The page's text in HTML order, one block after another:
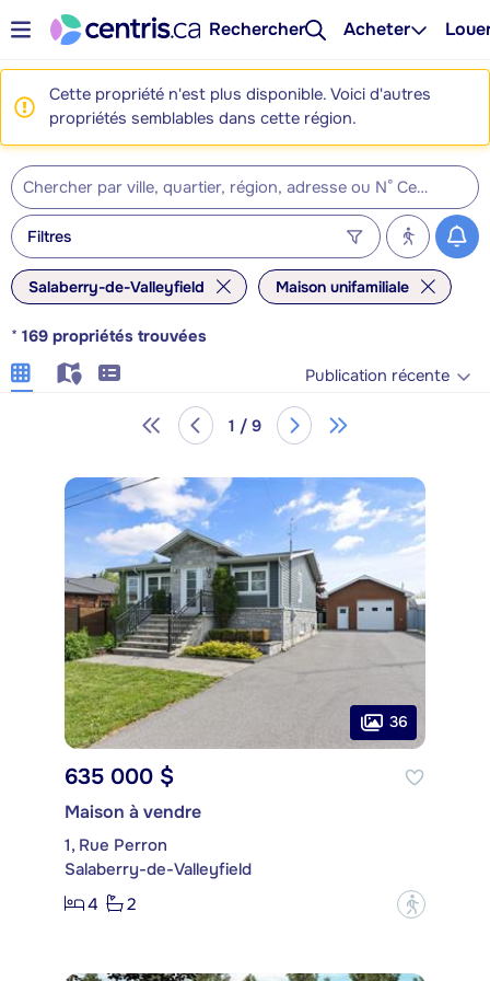
Rechercher Acheter
Cette propriété n'est plus disponible. Voici d'autres
propriétés semblables dans cette région.
Filtres
Salaberry-de-Valleyfield Maison unifamiliale
* 169 propriétés trouvées
Publication récente
1 / 9
36
635 000 $
Maison à vendre
1, Rue Perron
Salaberry-de-Valleyfield
4
2 ?